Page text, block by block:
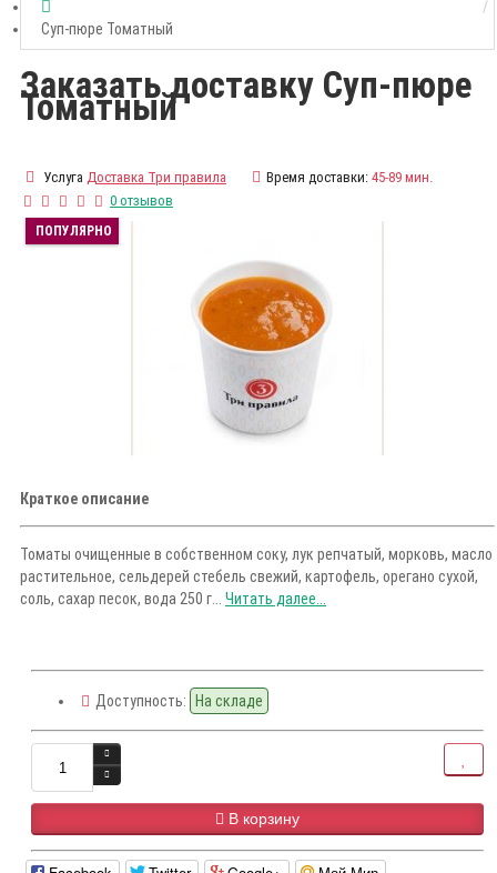
Суп-пюре Томатный
Заказать доставку Суп-пюре
Томатный
Услуга Доставка Три правила Время доставки: 45-89 мин.
0 отзывов
ПОПУЛЯРНО
Краткое описание
Томаты очищенные в собственном соку, лук репчатый, морковь, масло
растительное, сельдерей стебель свежий, картофель, орегано сухой,
соль, сахар песок, вода 250 г... Читать далее...
Доступность: На складе
В корзину